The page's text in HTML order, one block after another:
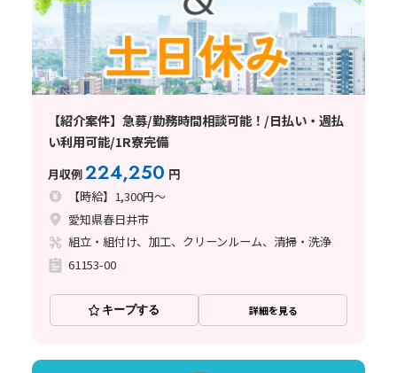
【紹介案件】急募/勤務時間相談可能！/日払い・週払
い利用可能/1R寮完備
月収例224,250 円
【時給】1,300円～
愛知県春日井市
組立・組付け、加工、クリーンルーム、清掃・洗浄
61153-00
キープする 詳細を見る